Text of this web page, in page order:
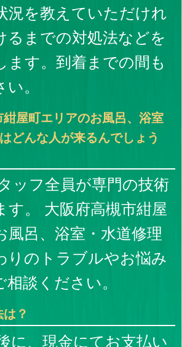
況を教えていただけれ
るまでの対処法などを
ます。到着までの間も
。
紺屋町エリアのお風呂、浴室
どんな人が来るんでしょう
ッフ全員が専門の技術
す。 大阪府高槻市紺屋
風呂、浴室・水道修理
りのトラブルやお悩み
談ください。
？
に、現金にてお支払い